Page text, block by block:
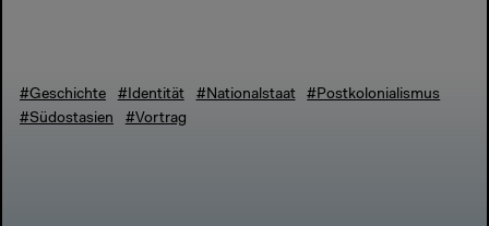
#Geschichte #Identität #Nationalstaat
#Postkolonialismus
#Südostasien
#Vortrag